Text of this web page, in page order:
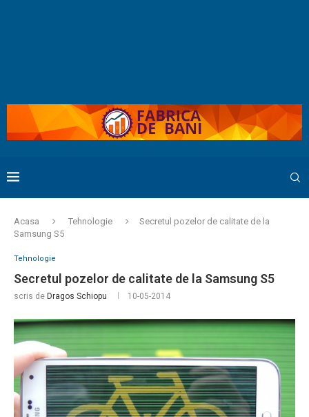
Acasa Tehnologie
Secretul pozelor de calitate de la
Samsung S5
Tehnologie
Secretul pozelor de calitate de la Samsung S5
scris de Dragos Schiopu 10-05-2014